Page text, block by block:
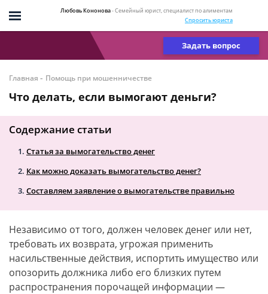
Любовь Кононова- Семейный юрист, специалист по алиментам
Спросить юриста
Задать вопрос
Главная - Помощь при мошенничестве
Что делать, если вымогают деньги?
Содержание статьи
Статья за вымогательство денег
Как можно доказать вымогательство денег?
Составляем заявление о вымогательстве правильно
Независимо от того, должен человек денег или нет,
требовать их возврата, угрожая применить
насильственные действия, испортить имущество или
опозорить должника либо его близких путем
распространения порочащей информации —